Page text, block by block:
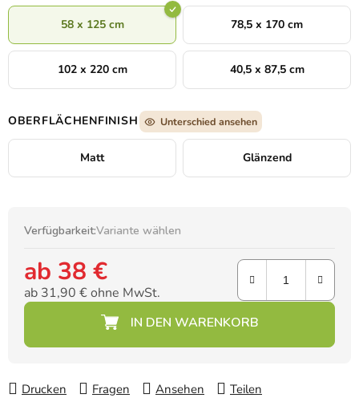
58 x 125 cm 78,5 x 170 cm
102 x 220 cm 40,5 x 87,5 cm
OBERFLÄCHENFINISH Unterschied ansehen
Matt Glänzend
Verfügbarkeit:Variante wählen
ab 38 €
ab 31,90 €ohne MwSt.
Drucken Fragen Ansehen Teilen